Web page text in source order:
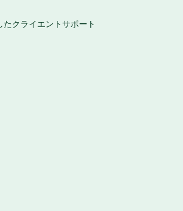
クライエントサポート